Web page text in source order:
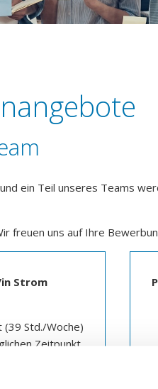
ein Teil unseres Teams
freuen uns auf Ihre
Strom
(39 Std./Woche)
Zeitpunkt